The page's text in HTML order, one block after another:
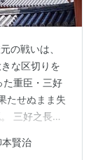
の戦いは、
な区切りを
た重臣・三好
たせぬまま失
三好之長、
稙長の優勢
本賢治